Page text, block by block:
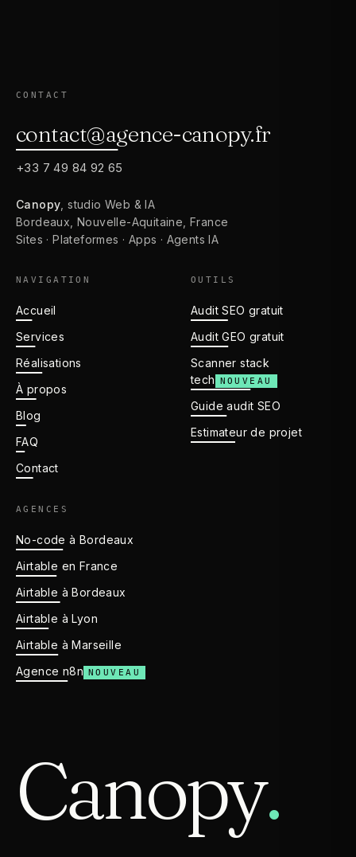
CONTACT
contact@agence-canopy.fr
+33 7 49 84 92 65
Canopy , studio Web & IA
Bordeaux, Nouvelle-Aquitaine, France
Sites · Plateformes · Apps · Agents IA
NAVIGATION
Accueil
Services
Réalisations
À propos
Blog
FAQ
Contact
OUTILS
Audit SEO gratuit
Audit GEO gratuit
Scanner stack
tech
NOUVEAU
Guide audit SEO
Estimateur de projet
AGENCES
No-code à Bordeaux
Airtable en France
Airtable à Bordeaux
Airtable à Lyon
Airtable à Marseille
Agence n8n NOUVEAU
Canopy.